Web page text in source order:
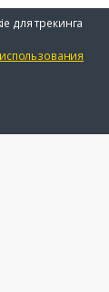
для трекинга